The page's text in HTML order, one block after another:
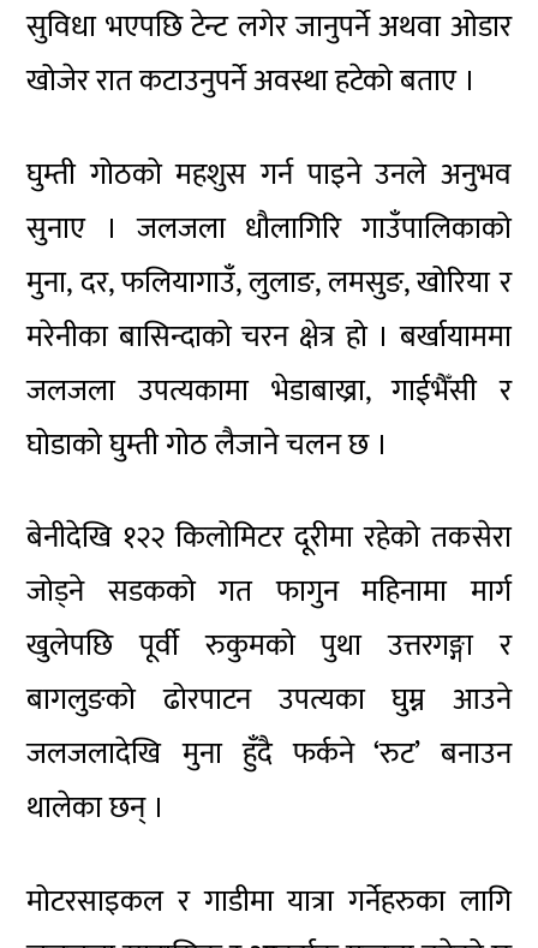
सुविधा भएपछि टेन्ट लगेर जानुपर्ने अथवा ओडार
खोजेर रात कटाउनुपर्ने अवस्था हटेको बताए ।
घुम्ती गोठको महशुस गर्न पाइने उनले अनुभव
सुनाए । जलजला धौलागिरि गाउँपालिकाको
मुना, दर, फलियागाउँ, लुलाङ, लमसुङ, खोरिया र
मरेनीका बासिन्दाको चरन क्षेत्र हो । बर्खायाममा
जलजला उपत्यकामा भेडाबाख्रा, गाईभैँसी र
घोडाको घुम्ती गोठ लैजाने चलन छ ।
बेनीदेखि १२२ किलोमिटर दूरीमा रहेको तकसेरा
जोड्ने सडकको गत फागुन महिनामा मार्ग
खुलेपछि पूर्वी रुकुमको पुथा उत्तरगङ्गा र
बागलुङको ढोरपाटन उपत्यका घुम्न आउने
जलजलादेखि मुना हुँदै फर्कने ‘रुट’ बनाउन
थालेका छन् ।
मोटरसाइकल र गाडीमा यात्रा गर्नेहरुका लागि